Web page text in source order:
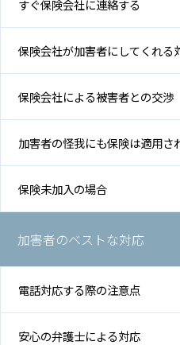
すぐ保険会社に連絡する
保険会社が加害者にしてくれる
保険会社による被害者との交渉
加害者の怪我にも保険は適用さ
保険未加入の場合
加害者のベストな対応
電話対応する際の注意点
安心の弁護士による対応